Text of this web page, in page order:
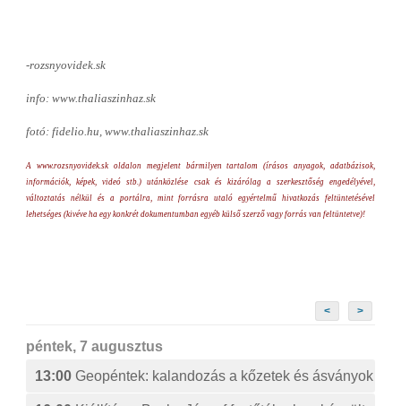
-rozsnyovidek.sk
info: www.thaliaszinhaz.sk
fotó: fidelio.hu, www.thaliaszinhaz.sk
A www.rozsnyovidek.sk oldalon megjelent bármilyen tartalom (írásos anyagok, adatbázisok,
információk, képek, videó stb.) utánközlése csak és kizárólag a szerkesztőség engedélyével,
változtatás nélkül és a portálra, mint forrásra utaló egyértelmű hivatkozás feltüntetésével
lehetséges (kivéve ha egy konkrét dokumentumban egyéb külső szerző vagy forrás van feltüntetve)!
< >
péntek, 7 augusztus
13:00 Geopéntek: kalandozás a kőzetek és ásványok